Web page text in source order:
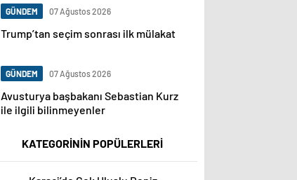
GÜNDEM 07 Ağustos 2026
Trump’tan seçim sonrası ilk mülakat
GÜNDEM 07 Ağustos 2026
Avusturya başbakanı Sebastian Kurz
ile ilgili bilinmeyenler
KATEGORİNİN POPÜLERLERİ